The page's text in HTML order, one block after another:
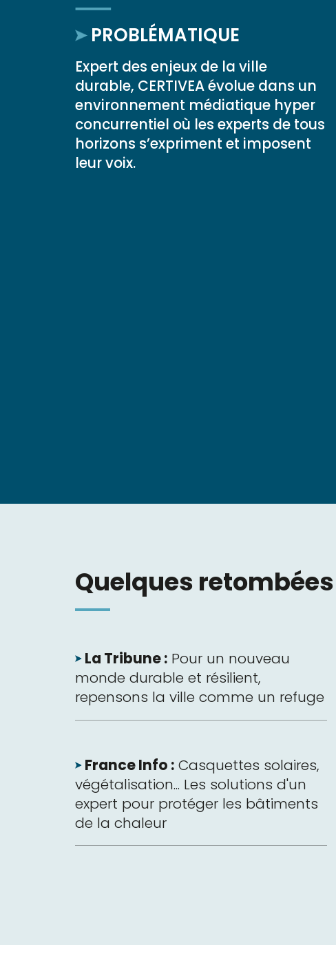
PROBLÉMATIQUE
Expert des enjeux de la ville
durable, CERTIVEA évolue dans un
environnement médiatique hyper
concurrentiel où les experts de tous
horizons s’expriment et imposent
leur voix.
Quelques retombées
La Tribune : Pour un nouveau
monde durable et résilient,
repensons la ville comme un refuge
France Info : Casquettes solaires,
végétalisation... Les solutions d'un
expert pour protéger les bâtiments
de la chaleur